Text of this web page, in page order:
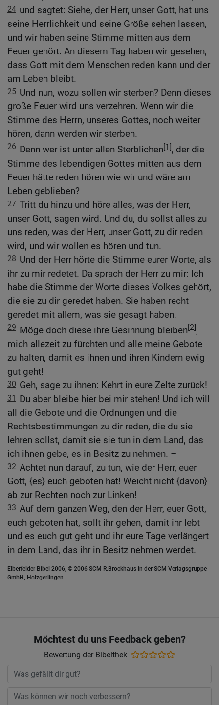
24 und sagtet: Siehe, der Herr, unser Gott, hat uns
seine Herrlichkeit und seine Größe sehen lassen,
und wir haben seine Stimme mitten aus dem
Feuer gehört. An diesem Tag haben wir gesehen,
dass Gott mit dem Menschen reden kann und der
am Leben bleibt.
25 Und nun, wozu sollen wir sterben? Denn dieses
große Feuer wird uns verzehren. Wenn wir die
Stimme des Herrn, unseres Gottes, noch weiter
hören, dann werden wir sterben.
26 Denn wer ist unter allen Sterblichen[1], der die
Stimme des lebendigen Gottes mitten aus dem
Feuer hätte reden hören wie wir und wäre am
Leben geblieben?
27 Tritt du hinzu und höre alles, was der Herr,
unser Gott, sagen wird. Und du, du sollst alles zu
uns reden, was der Herr, unser Gott, zu dir reden
wird, und wir wollen es hören und tun.
28 Und der Herr hörte die Stimme eurer Worte, als
ihr zu mir redetet. Da sprach der Herr zu mir: Ich
habe die Stimme der Worte dieses Volkes gehört,
die sie zu dir geredet haben. Sie haben recht
geredet mit allem, was sie gesagt haben.
29 Möge doch diese ihre Gesinnung bleiben[2],
mich allezeit zu fürchten und alle meine Gebote
zu halten, damit es ihnen und ihren Kindern ewig
gut geht!
30 Geh, sage zu ihnen: Kehrt in eure Zelte zurück!
31 Du aber bleibe hier bei mir stehen! Und ich will
all die Gebote und die Ordnungen und die
Rechtsbestimmungen zu dir reden, die du sie
lehren sollst, damit sie sie tun in dem Land, das
ich ihnen gebe, es in Besitz zu nehmen. –
32 Achtet nun darauf, zu tun, wie der Herr, euer
Gott, {es} euch geboten hat! Weicht nicht {davon}
ab zur Rechten noch zur Linken!
33 Auf dem ganzen Weg, den der Herr, euer Gott,
euch geboten hat, sollt ihr gehen, damit ihr lebt
und es euch gut geht und ihr eure Tage verlängert
in dem Land, das ihr in Besitz nehmen werdet.
Elberfelder Bibel 2006, © 2006 SCM R.Brockhaus in der SCM Verlagsgruppe
GmbH, Holzgerlingen
Möchtest du uns Feedback geben?
Bewertung der Bibelthek